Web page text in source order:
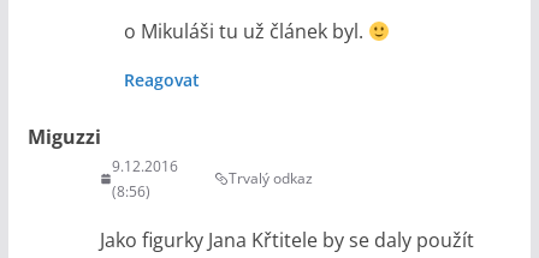
o Mikuláši tu už článek byl.
Reagovat
Miguzzi
9.12.2016
(8:56)
Trvalý odkaz
Jako figurky Jana Křtitele by se daly použít